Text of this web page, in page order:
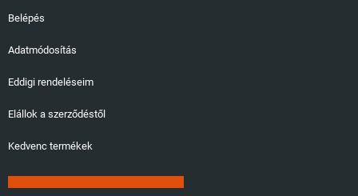
Belépés
Adatmódosítás
Eddigi rendeléseim
Elállok a szerződéstől
Kedvenc termékek